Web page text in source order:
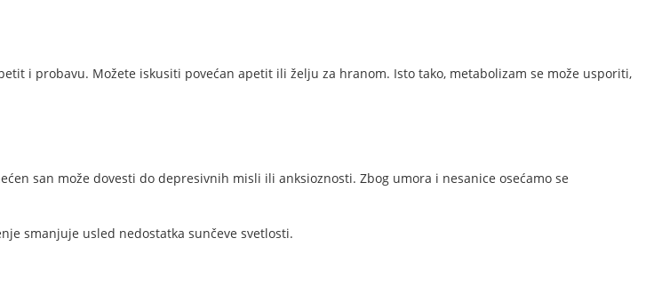
i probavu. Možete iskusiti povećan apetit ili želju za hranom. Isto tako, metabolizam se može usporiti,
san može dovesti do depresivnih misli ili anksioznosti. Zbog umora i nesanice osećamo se
smanjuje usled nedostatka sunčeve svetlosti.